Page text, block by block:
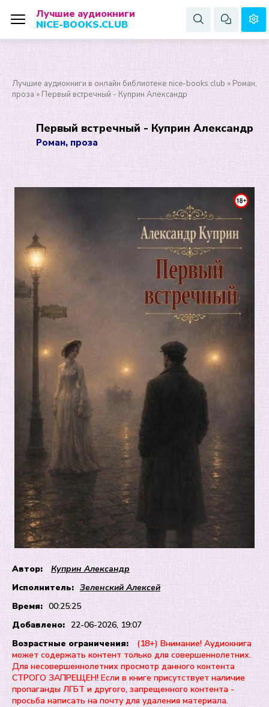
Лучшие аудиокниги
NICE-BOOKS.CLUB
Лучшие аудиокниги в онлайн библиотеке nice-books.club » Роман,
проза » Первый встречный - Куприн Александр
Первый встречный - Куприн Александр
Роман, проза
Автор:
Куприн Александр
Исполнитель: Зеленский Алексей
Время: 00:25:25
Добавлено: 22-06-2026, 19:07
Возрастные ограничения:
(18+) Внимание! Аудиокнига
может содержать контент только для совершеннолетних.
Для несовершеннолетних просмотр данного контента
СТРОГО ЗАПРЕЩЕН! Если в книге присутствует наличие
пропаганды ЛГБТ и другого, запрещенного контента -
просьба написать на почту для удаления материала.